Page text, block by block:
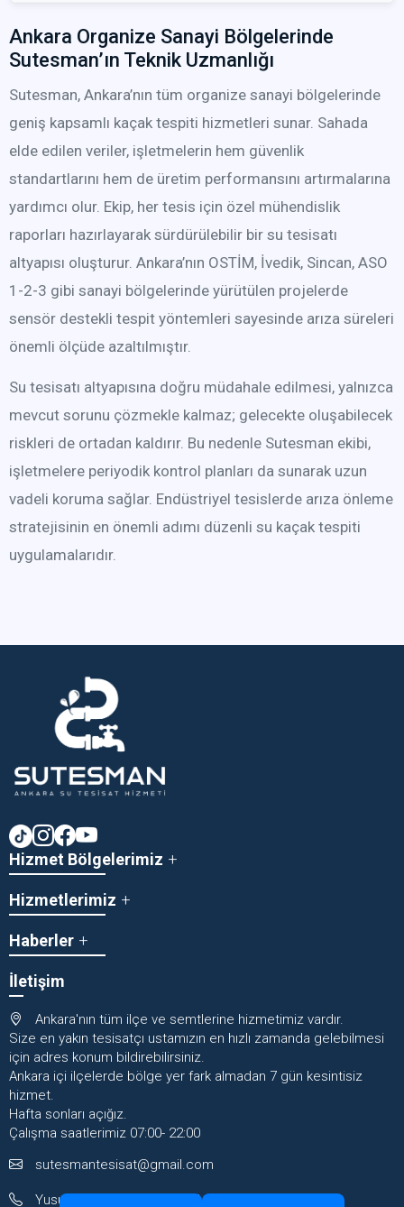
Ankara Organize Sanayi Bölgelerinde
Sutesman’ın Teknik Uzmanlığı
Sutesman, Ankara’nın tüm organize sanayi bölgelerinde
geniş kapsamlı kaçak tespiti hizmetleri sunar. Sahada
elde edilen veriler, işletmelerin hem güvenlik
standartlarını hem de üretim performansını artırmalarına
yardımcı olur. Ekip, her tesis için özel mühendislik
raporları hazırlayarak sürdürülebilir bir su tesisatı
altyapısı oluşturur. Ankara’nın OSTİM, İvedik, Sincan, ASO
1-2-3 gibi sanayi bölgelerinde yürütülen projelerde
sensör destekli tespit yöntemleri sayesinde arıza süreleri
önemli ölçüde azaltılmıştır.
Su tesisatı altyapısına doğru müdahale edilmesi, yalnızca
mevcut sorunu çözmekle kalmaz; gelecekte oluşabilecek
riskleri de ortadan kaldırır. Bu nedenle Sutesman ekibi,
işletmelere periyodik kontrol planları da sunarak uzun
vadeli koruma sağlar. Endüstriyel tesislerde arıza önleme
stratejisinin en önemli adımı düzenli su kaçak tespiti
uygulamalarıdır.
Hizmet Bölgelerimiz
Hizmetlerimiz
Haberler
İletişim
Ankara'nın tüm ilçe ve semtlerine hizmetimiz vardır.
Size en yakın tesisatçı ustamızın en hızlı zamanda gelebilmesi
için adres konum bildirebilirsiniz.
Ankara içi ilçelerde bölge yer fark almadan 7 gün kesintisiz
hizmet.
Hafta sonları açığız.
Çalışma saatlerimiz 07:00- 22:00
sutesmantesisat@gmail.com
Yusuf Usta: +905373197521